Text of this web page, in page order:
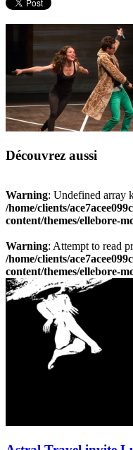
Découvrez aussi
Warning: Undefined array
/home/clients/
content/themes/ellebore-
Warning: Attempt to read
/home/clients/
content/themes/ellebore-